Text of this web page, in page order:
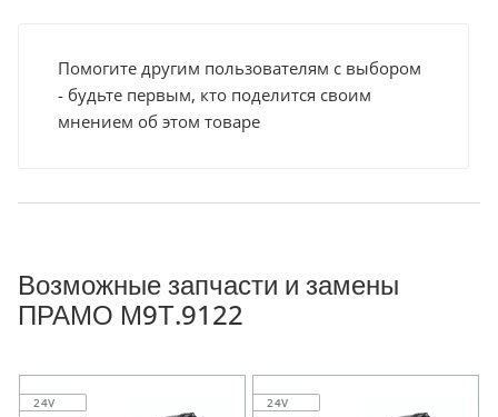
Помогите другим пользователям с выбором
- будьте первым, кто поделится своим
мнением об этом товаре
Возможные запчасти и замены
ПРАМО М9Т.9122
24V
24V